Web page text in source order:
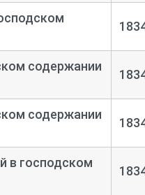
содержании
содержании
в господском